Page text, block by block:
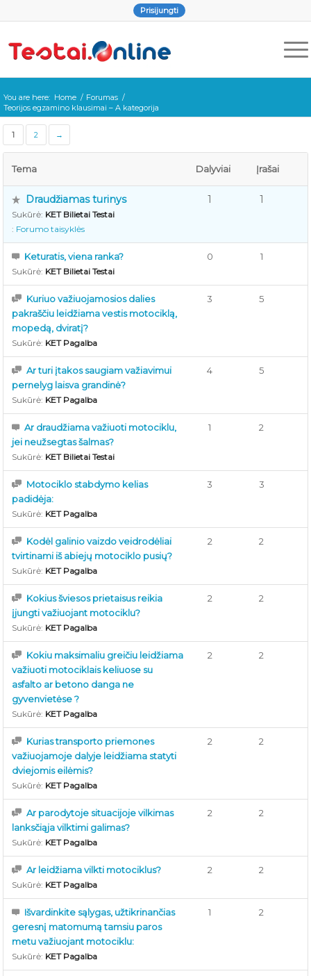
Prisijungti
You are here: Home / Forumas /
Teorijos egzamino klausimai – A kategorija
1 2 →
Tema Dalyviai Įrašai
Draudžiamas turinys
Sukūrė: KET Bilietai Testai
: Forumo taisyklės
1 1
Keturatis, viena ranka?
Sukūrė: KET Bilietai Testai
0 1
Kuriuo važiuojamosios dalies
pakraščiu leidžiama vestis motociklą,
mopedą, dviratį?
Sukūrė: KET Pagalba
3 5
Ar turi įtakos saugiam važiavimui
pernelyg laisva grandinė?
Sukūrė: KET Pagalba
4 5
Ar draudžiama važiuoti motociklu,
jei neužsegtas šalmas?
Sukūrė: KET Bilietai Testai
1 2
Motociklo stabdymo kelias
padidėja:
Sukūrė: KET Pagalba
3 3
Kodėl galinio vaizdo veidrodėliai
tvirtinami iš abiejų motociklo pusių?
Sukūrė: KET Pagalba
2 2
Kokius šviesos prietaisus reikia
įjungti važiuojant motociklu?
Sukūrė: KET Pagalba
2 2
Kokiu maksimaliu greičiu leidžiama
važiuoti motociklais keliuose su
asfalto ar betono danga ne
gyvenvietėse ?
Sukūrė: KET Pagalba
2 2
Kurias transporto priemones
važiuojamoje dalyje leidžiama statyti
dviejomis eilėmis?
Sukūrė: KET Pagalba
2 2
Ar parodytoje situacijoje vilkimas
lanksčiąja vilktimi galimas?
Sukūrė: KET Pagalba
2 2
Ar leidžiama vilkti motociklus?
Sukūrė: KET Pagalba
2 2
Išvardinkite sąlygas, užtikrinančias
geresnį matomumą tamsiu paros
metu važiuojant motociklu:
Sukūrė: KET Pagalba
1 2